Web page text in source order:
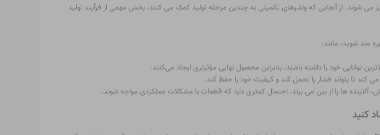
می شوند. از آنجایی که واشرهای تکمیلی به چندین مرحله تولید کمک می کنند، بخش مهمی از فرآیند تولید
مند شوید، مانند:
توانایی خود را داشته باشند، بنابراین محصول نهایی مؤثرتری ایجاد می‌کنند.
تا بتواند فشار را تحمل کند و کیفیت خود را حفظ کند.
آلاینده ها را از بین می برند، احتمال کمتری دارد که قطعات با مشکلات عملکردی مواجه شوند.
کنید